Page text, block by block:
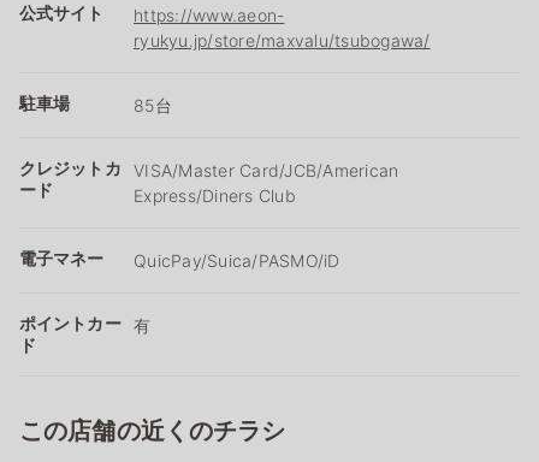
公式サイト
https://www.aeon-
ryukyu.jp/store/maxvalu/tsubogawa/
駐車場 85台
クレジットカ
ード
VISA/Master Card/JCB/American
Express/Diners Club
電子マネー QuicPay/Suica/PASMO/iD
ポイントカー
ド
有
この店舗の近くのチラシ